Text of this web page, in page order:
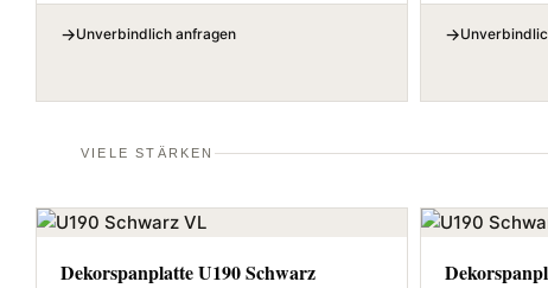
Unverbindlich anfragen
VIELE STÄRKEN
Dekorspanplatte U190 Schwarz